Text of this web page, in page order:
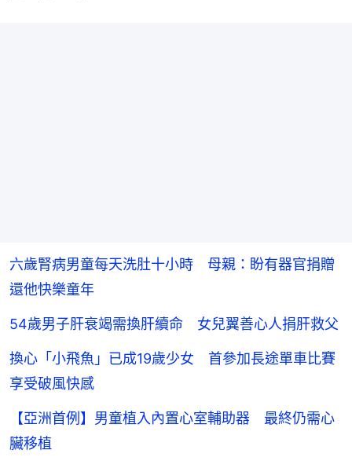
六歲腎病男童每天洗肚十小時 母親：盼有器官捐贈
還他快樂童年
54歲男子肝衰竭需換肝續命 女兒翼善心人捐肝救父
換心「小飛魚」已成19歲少女 首參加長途單車比賽
享受破風快感
【亞洲首例】男童植入內置心室輔助器 最終仍需心
臟移植